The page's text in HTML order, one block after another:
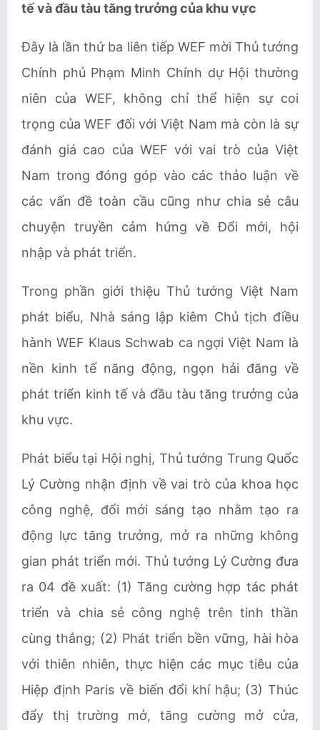
tế và đầu tàu tăng trưởng của khu vực
Đây là lần thứ ba liên tiếp WEF mời Thủ tướng
Chính phủ Phạm Minh Chính dự Hội thường
niên của WEF, không chỉ thể hiện sự coi
trọng của WEF đối với Việt Nam mà còn là sự
đánh giá cao của WEF với vai trò của Việt
Nam trong đóng góp vào các thảo luận về
các vấn đề toàn cầu cũng như chia sẻ câu
chuyện truyền cảm hứng về Đổi mới, hội
nhập và phát triển.
Trong phần giới thiệu Thủ tướng Việt Nam
phát biểu, Nhà sáng lập kiêm Chủ tịch điều
hành WEF Klaus Schwab ca ngợi Việt Nam là
nền kinh tế năng động, ngọn hải đăng về
phát triển kinh tế và đầu tàu tăng trưởng của
khu vực.
Phát biểu tại Hội nghị, Thủ tướng Trung Quốc
Lý Cường nhận định về vai trò của khoa học
công nghệ, đổi mới sáng tạo nhằm tạo ra
động lực tăng trưởng, mở ra những không
gian phát triển mới. Thủ tướng Lý Cường đưa
ra 04 đề xuất: (1) Tăng cường hợp tác phát
triển và chia sẻ công nghệ trên tinh thần
cùng thắng; (2) Phát triển bền vững, hài hòa
với thiên nhiên, thực hiện các mục tiêu của
Hiệp định Paris về biến đổi khí hậu; (3) Thúc
đẩy thị trường mở, tăng cường mở cửa,